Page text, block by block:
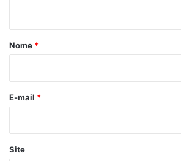
r
*
Nome *
E-mail *
Site